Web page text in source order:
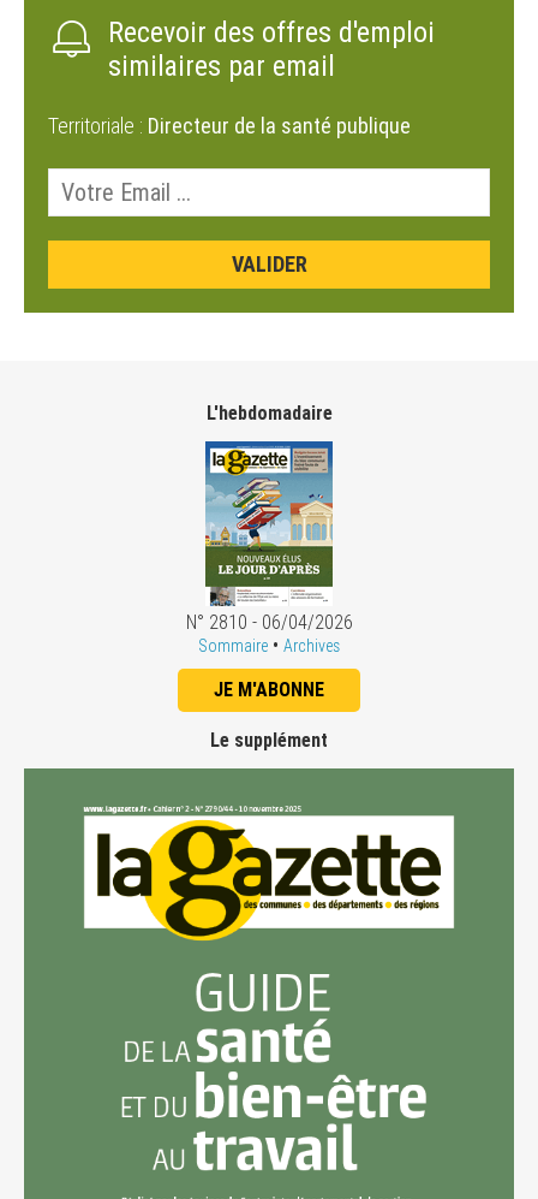
Recevoir des offres d'emploi
similaires par email
Territoriale : Directeur de la santé publique
L'hebdomadaire
N° 2810 - 06/04/2026
Sommaire • Archives
JE M'ABONNE
Le supplément